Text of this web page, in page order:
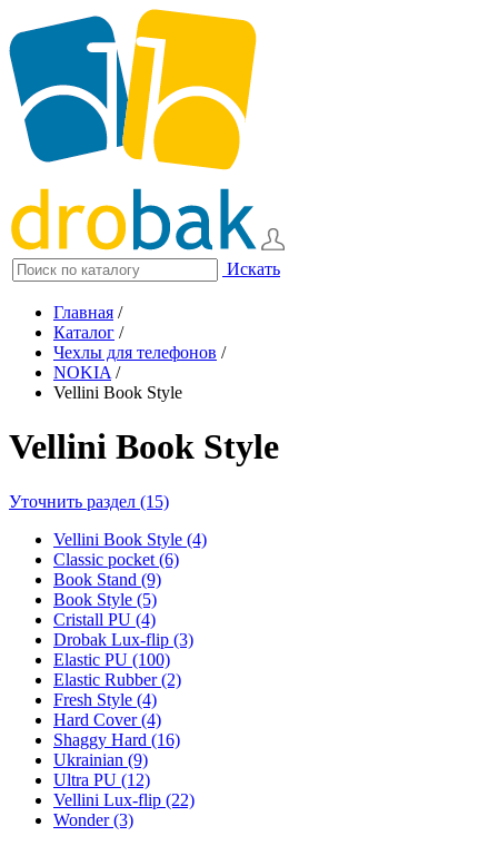
Искать
Главная /
Каталог /
Чехлы для телефонов /
NOKIA /
Vellini Book Style
Vellini Book Style
Уточнить раздел (15)
Vellini Book Style (4)
Classic pocket (6)
Book Stand (9)
Book Style (5)
Cristall PU (4)
Drobak Lux-flip (3)
Elastic PU (100)
Elastic Rubber (2)
Fresh Style (4)
Hard Cover (4)
Shaggy Hard (16)
Ukrainian (9)
Ultra PU (12)
Vellini Lux-flip (22)
Wonder (3)